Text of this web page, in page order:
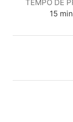
TEMPO DE
15